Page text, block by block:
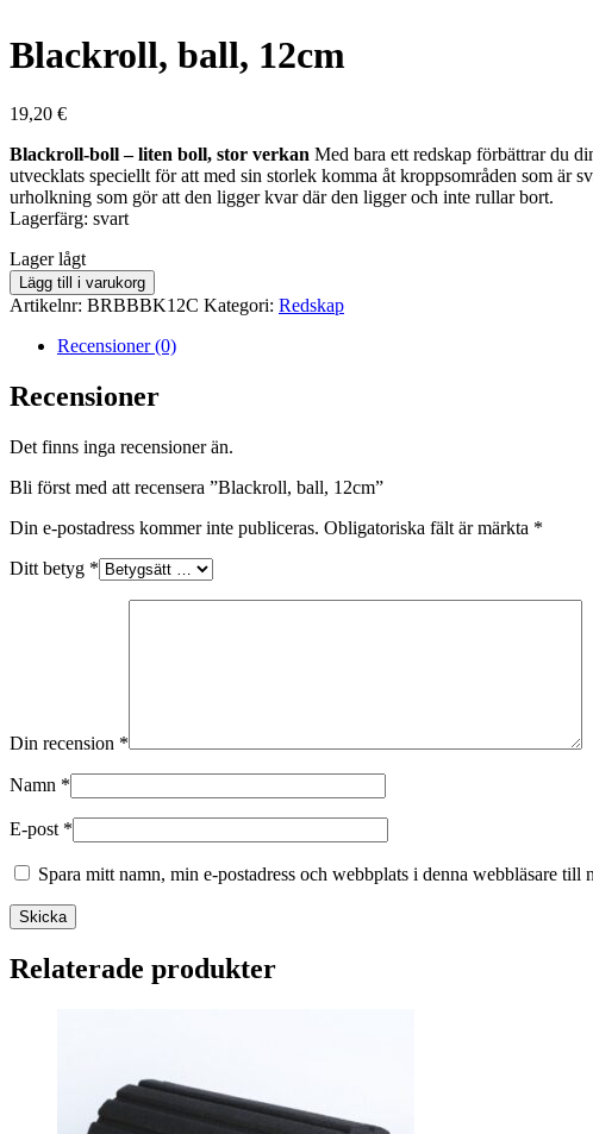
Blackroll, ball, 12cm
19,20 €
Blackroll-boll – liten boll, stor verkan Med bara ett redskap förbättrar du
utvecklats speciellt för att med sin storlek komma åt kroppsområden som är
urholkning som gör att den ligger kvar där den ligger och inte rullar bort.
Lagerfärg: svart
lager
saldo
Lager lågt
Blackroll,
ball,
mängd
Lägg till i varukorg
Artikelnr: BRBBBK12C Kategori: Redskap
Recensioner (0)
Recensioner
Det finns inga recensioner än.
Bli först med att recensera ”Blackroll, ball, 12cm”
Din e-postadress kommer inte publiceras. Obligatoriska fält är märkta *
Ditt betyg *
Din recension *
Namn *
E-post *
Spara mitt namn, min e-postadress och webbplats i denna webbläsare till
Skicka
Relaterade produkter